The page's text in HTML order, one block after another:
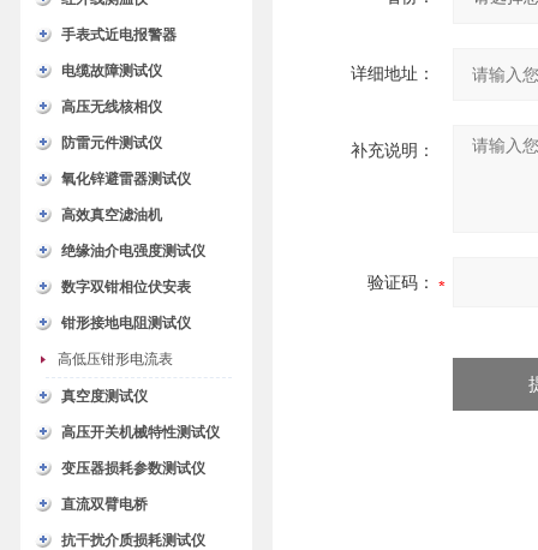
手表式近电报警器
电缆故障测试仪
高压无线核相仪
防雷元件测试仪
氧化锌避雷器测试仪
高效真空滤油机
绝缘油介电强度测试仪
数字双钳相位伏安表
钳形接地电阻测试仪
高低压钳形电流表
真空度测试仪
高压开关机械特性测试仪
变压器损耗参数测试仪
直流双臂电桥
抗干扰介质损耗测试仪
详细地址：
补充说明：
验证码：